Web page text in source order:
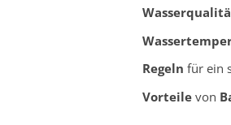
Regeln für ein
Vorteilevon